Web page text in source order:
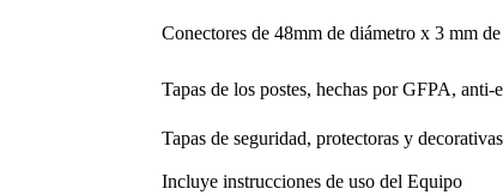
Conectores de 48mm de diámetro x 3 mm
Tapas de los postes, hechas por GFPA, anti-
Tapas de seguridad, protectoras y
Incluye instrucciones de uso del Equipo